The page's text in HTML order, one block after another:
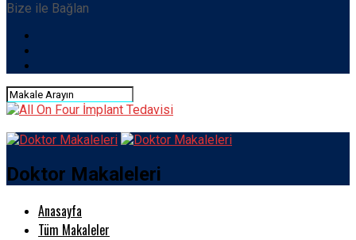
Bize ile Bağlan
Doktor Makaleleri
Anasayfa
Tüm Makaleler